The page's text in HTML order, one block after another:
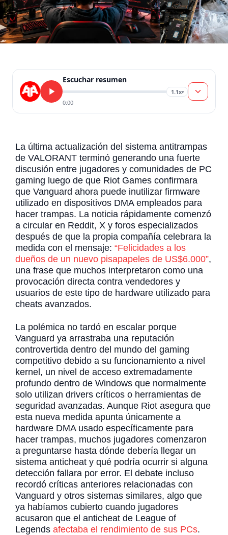
Escuchar resumen
1.1x▾
0:00
La última actualización del sistema antitrampas
de VALORANT terminó generando una fuerte
discusión entre jugadores y comunidades de PC
gaming luego de que Riot Games confirmara
que Vanguard ahora puede inutilizar firmware
utilizado en dispositivos DMA empleados para
hacer trampas. La noticia rápidamente comenzó
a circular en Reddit, X y foros especializados
después de que la propia compañía celebrara la
medida con el mensaje: “Felicidades a los
dueños de un nuevo pisapapeles de US$6.000”,
una frase que muchos interpretaron como una
provocación directa contra vendedores y
usuarios de este tipo de hardware utilizado para
cheats avanzados.
La polémica no tardó en escalar porque
Vanguard ya arrastraba una reputación
controvertida dentro del mundo del gaming
competitivo debido a su funcionamiento a nivel
kernel, un nivel de acceso extremadamente
profundo dentro de Windows que normalmente
solo utilizan drivers críticos o herramientas de
seguridad avanzadas. Aunque Riot asegura que
esta nueva medida apunta únicamente a
hardware DMA usado específicamente para
hacer trampas, muchos jugadores comenzaron
a preguntarse hasta dónde debería llegar un
sistema anticheat y qué podría ocurrir si alguna
detección fallara por error. El debate incluso
recordó críticas anteriores relacionadas con
Vanguard y otros sistemas similares, algo que
ya habíamos cubierto cuando jugadores
acusaron que el anticheat de League of
Legends afectaba el rendimiento de sus PCs.